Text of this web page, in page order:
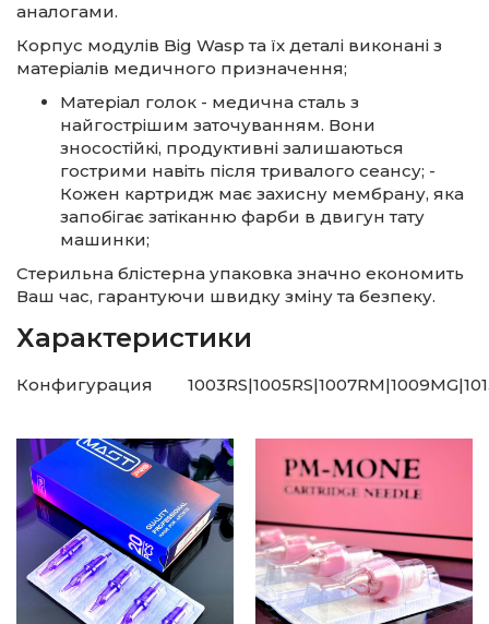
аналогами.
Корпус модулів Big Wasp та їх деталі виконані з
матеріалів медичного призначення;
Матеріал голок - медична сталь з
найгострішим заточуванням. Вони
зносостійкі, продуктивні залишаються
гострими навіть після тривалого сеансу; -
Кожен картридж має захисну мембрану, яка
запобігає затіканню фарби в двигун тату
машинки;
Стерильна блістерна упаковка значно економить
Ваш час, гарантуючи швидку зміну та безпеку.
Характеристики
Конфигурация